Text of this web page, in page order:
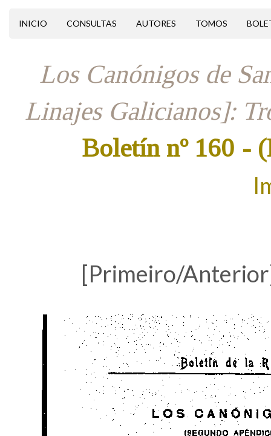
INICIO CONSULTAS AUTORES TOMOS
Los Canónigos de
Linajes Galicianos]:
Boletín nº 160 -
[Primeiro/